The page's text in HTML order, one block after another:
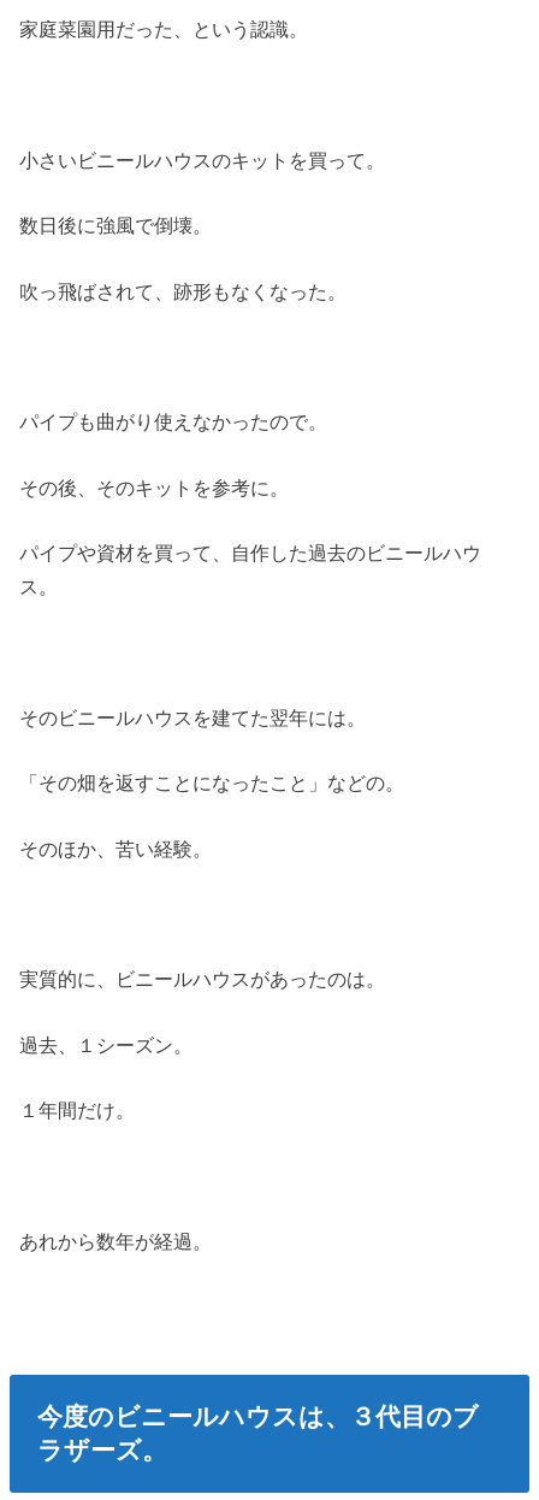
家庭菜園用だった、という認識。
小さいビニールハウスのキットを買って。
数日後に強風で倒壊。
吹っ飛ばされて、跡形もなくなった。
パイプも曲がり使えなかったので。
その後、そのキットを参考に。
パイプや資材を買って、自作した過去のビニールハウ
ス。
そのビニールハウスを建てた翌年には。
「その畑を返すことになったこと」などの。
そのほか、苦い経験。
実質的に、ビニールハウスがあったのは。
過去、１シーズン。
１年間だけ。
あれから数年が経過。
今度のビニールハウスは、３代目のブ
ラザーズ。